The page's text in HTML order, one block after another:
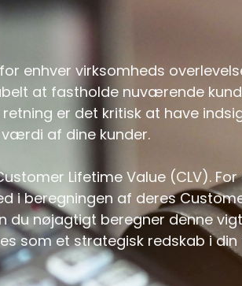
enhver virksomheds
at fastholde nuværende
er det kritisk at have
af dine kunder.
Lifetime Value (CLV).
i beregningen af deres
du nøjagtigt beregner denne
som et strategisk redskab i